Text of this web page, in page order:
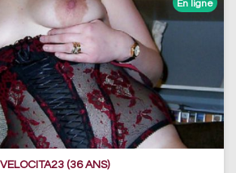
VELOCITA23 (36 ANS)